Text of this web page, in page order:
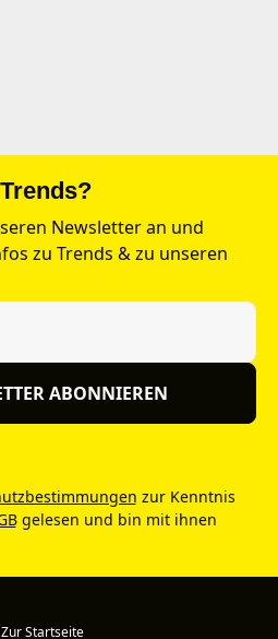
Newsletter an und
zu Trends & zu unseren
ABONNIEREN
zur Kenntnis
gelesen und bin mit ihnen